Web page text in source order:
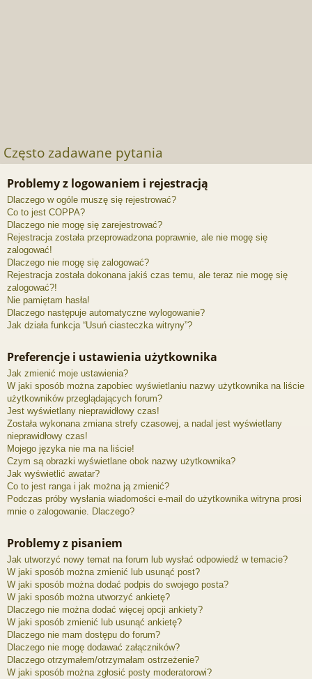
Często zadawane pytania
Problemy z logowaniem i rejestracją
Dlaczego w ogóle muszę się rejestrować?
Co to jest COPPA?
Dlaczego nie mogę się zarejestrować?
Rejestracja została przeprowadzona poprawnie, ale nie mogę się
zalogować!
Dlaczego nie mogę się zalogować?
Rejestracja została dokonana jakiś czas temu, ale teraz nie mogę się
zalogować?!
Nie pamiętam hasła!
Dlaczego następuje automatyczne wylogowanie?
Jak działa funkcja “Usuń ciasteczka witryny”?
Preferencje i ustawienia użytkownika
Jak zmienić moje ustawienia?
W jaki sposób można zapobiec wyświetlaniu nazwy użytkownika na liście
użytkowników przeglądających forum?
Jest wyświetlany nieprawidłowy czas!
Została wykonana zmiana strefy czasowej, a nadal jest wyświetlany
nieprawidłowy czas!
Mojego języka nie ma na liście!
Czym są obrazki wyświetlane obok nazwy użytkownika?
Jak wyświetlić awatar?
Co to jest ranga i jak można ją zmienić?
Podczas próby wysłania wiadomości e-mail do użytkownika witryna prosi
mnie o zalogowanie. Dlaczego?
Problemy z pisaniem
Jak utworzyć nowy temat na forum lub wysłać odpowiedź w temacie?
W jaki sposób można zmienić lub usunąć post?
W jaki sposób można dodać podpis do swojego posta?
W jaki sposób można utworzyć ankietę?
Dlaczego nie można dodać więcej opcji ankiety?
W jaki sposób zmienić lub usunąć ankietę?
Dlaczego nie mam dostępu do forum?
Dlaczego nie mogę dodawać załączników?
Dlaczego otrzymałem/otrzymałam ostrzeżenie?
W jaki sposób można zgłosić posty moderatorowi?